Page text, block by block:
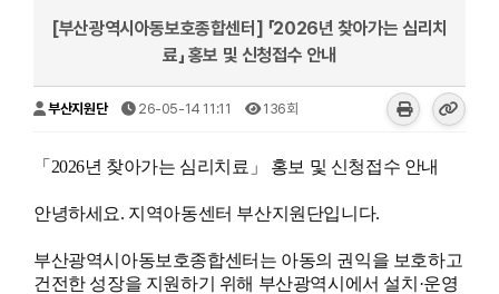
[부산광역시아동보호종합센터] 「2026년 찾아가는 심리치
료」 홍보 및 신청접수 안내
부산지원단 26-05-14 11:11 136회
「2026년 찾아가는 심리치료」 홍보 및 신청접수 안내
안녕하세요. 지역아동센터 부산지원단입니다.
부산광역시아동보호종합센터는 아동의 권익을 보호하고
건전한 성장을 지원하기 위해 부산광역시에서 설치·운영